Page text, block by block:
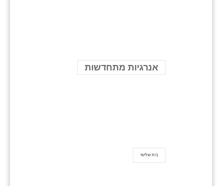
אנרגיות מתחדשות
בית שלישי